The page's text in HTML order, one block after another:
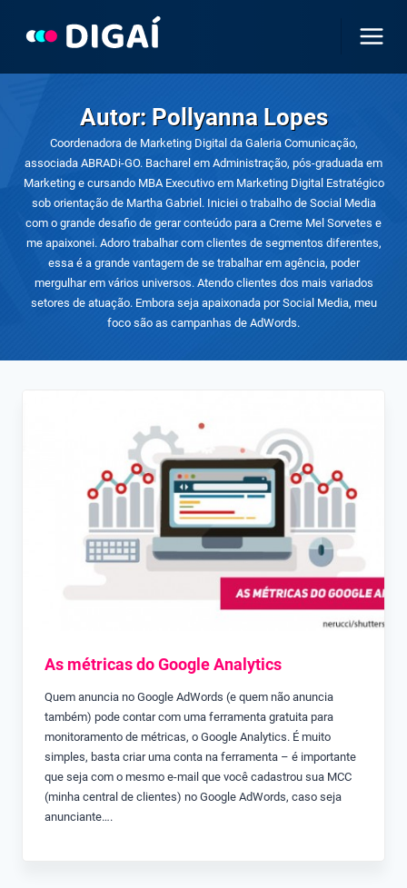
Autor: Pollyanna Lopes
Coordenadora de Marketing Digital da Galeria Comunicação,
associada ABRADi-GO. Bacharel em Administração, pós-graduada em
Marketing e cursando MBA Executivo em Marketing Digital Estratégico
sob orientação de Martha Gabriel. Iniciei o trabalho de Social Media
com o grande desafio de gerar conteúdo para a Creme Mel Sorvetes e
me apaixonei. Adoro trabalhar com clientes de segmentos diferentes,
essa é a grande vantagem de se trabalhar em agência, poder
mergulhar em vários universos. Atendo clientes dos mais variados
setores de atuação. Embora seja apaixonada por Social Media, meu
foco são as campanhas de AdWords.
As métricas do Google Analytics
Quem anuncia no Google AdWords (e quem não anuncia
também) pode contar com uma ferramenta gratuita para
monitoramento de métricas, o Google Analytics. É muito
simples, basta criar uma conta na ferramenta – é importante
que seja com o mesmo e-mail que você cadastrou sua MCC
(minha central de clientes) no Google AdWords, caso seja
anunciante….